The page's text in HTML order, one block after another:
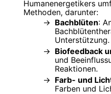
Humanenergetikers
Methoden, darunter:
Bachblüten:
Unterstützung.
Biofeedback
und
Reaktionen.
Farb- und
Farben und